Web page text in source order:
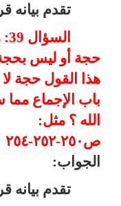
تقدم بيانه
حجة أو ليس بحجة
هذا القول حجة
باب الإجماع
الله ؟ مثل:
ص٢٥٠-٢٥٢-٢٥٤
الجواب:
تقدم بيانه